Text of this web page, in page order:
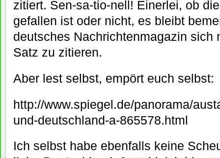
zitiert. Sen-sa-tio-nell! Einerlei, ob
gefallen ist oder nicht, es bleibt
deutsches Nachrichtenmagazin sich
Satz zu zitieren.
Aber lest selbst, empört euch selbst:
http://www.spiegel.de/panorama/
und-deutschland-a-865578.html
Ich selbst habe ebenfalls keine